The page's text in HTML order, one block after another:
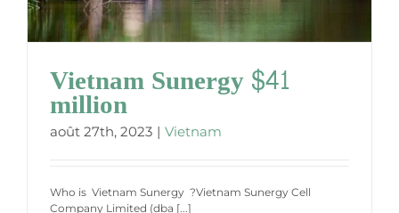
Vietnam Sunergy $41
million
août 27th, 2023 | Vietnam
Who is Vietnam Sunergy ?Vietnam Sunergy Cell
Company Limited (dba [...]